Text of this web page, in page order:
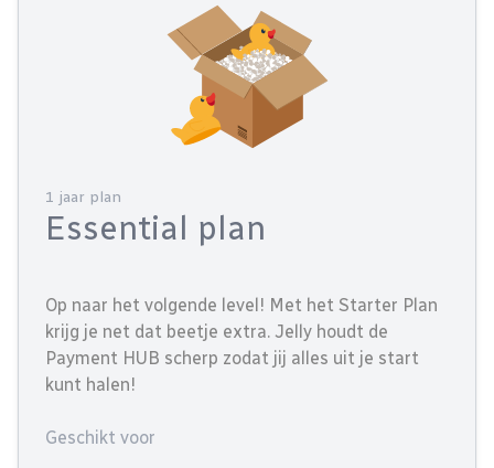
1 jaar plan
Essential plan
Op naar het volgende level! Met het Starter Plan
krijg je net dat beetje extra. Jelly houdt de
Payment HUB scherp zodat jij alles uit je start
kunt halen!
Geschikt voor